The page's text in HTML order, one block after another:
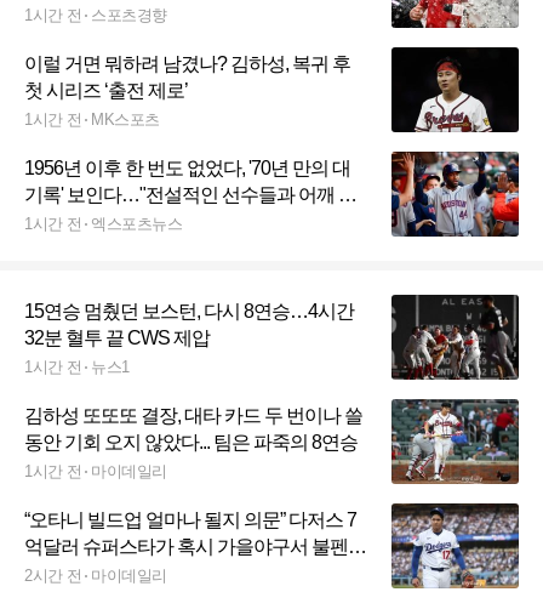
1시간 전 스포츠경향
이럴 거면 뭐하려 남겼나? 김하성, 복귀 후
첫 시리즈 ‘출전 제로’
1시간 전 MK스포츠
1956년 이후 한 번도 없었다, '70년 만의 대
기록' 보인다…"전설적인 선수들과 어깨 나
란히 할 기회"
1시간 전 엑스포츠뉴스
15연승 멈췄던 보스턴, 다시 8연승…4시간
32분 혈투 끝 CWS 제압
1시간 전 뉴스1
김하성 또또또 결장, 대타 카드 두 번이나 쓸
동안 기회 오지 않았다... 팀은 파죽의 8연승
1시간 전 마이데일리
“오타니 빌드업 얼마나 될지 의문” 다저스 7
억달러 슈퍼스타가 혹시 가을야구서 불펜
변신? 말은 된다
2시간 전 마이데일리